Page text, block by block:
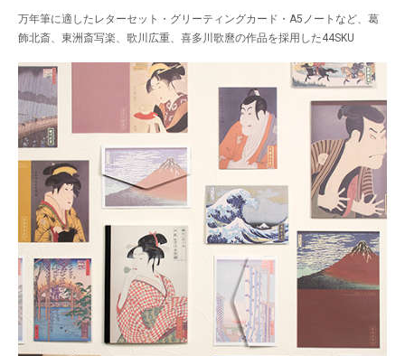
万年筆に適したレターセット・グリーティングカード・A5ノートなど、葛
飾北斎、東洲斎写楽、歌川広重、喜多川歌麿の作品を採用した44SKU